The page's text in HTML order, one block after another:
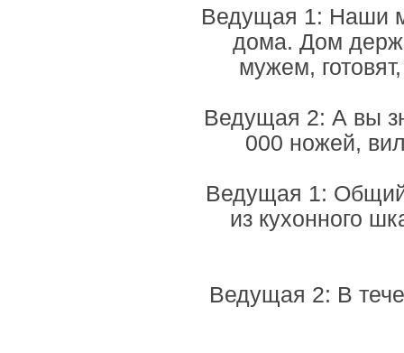
Ведущая 1: Наши
дома. Дом
мужем,
Ведущая 2: А вы
000 ножей,
Ведущая 1:
из кухонного
Ведущая 2: В